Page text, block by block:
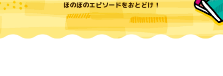
ほのぼのエピソードをおとどけ！